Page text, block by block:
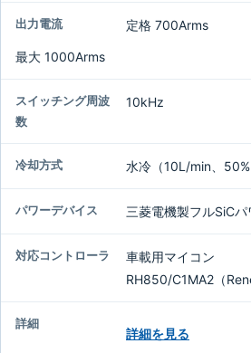
量
大
入
力
電
圧
出
力
ス
定格 700Arms
最大 1000Arms
10kHz
水冷（10L/min、
三菱電機製フルSiC
車載用マイコン
RH850/C1MA2（
詳細を見る